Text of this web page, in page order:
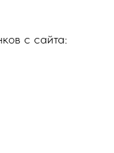
с сайта: